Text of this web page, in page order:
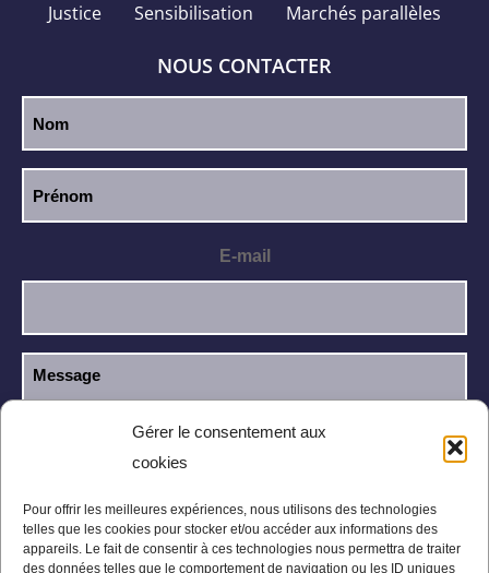
Gérer le consentement aux
cookies
Pour offrir les meilleures expériences, nous utilisons des technologies
telles que les cookies pour stocker et/ou accéder aux informations des
appareils. Le fait de consentir à ces technologies nous permettra de traiter
des données telles que le comportement de navigation ou les ID uniques
Justice
Sensibilisation Marchés parallèles
NOUS CONTACTER
E-mail
J’ai lu et j’accepte la
confidentialité.